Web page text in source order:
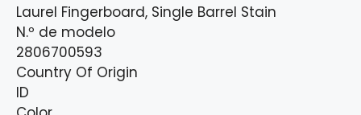
Laurel Fingerboard, Single Barrel Stain
N.º de modelo
2806700593
Country Of Origin
ID